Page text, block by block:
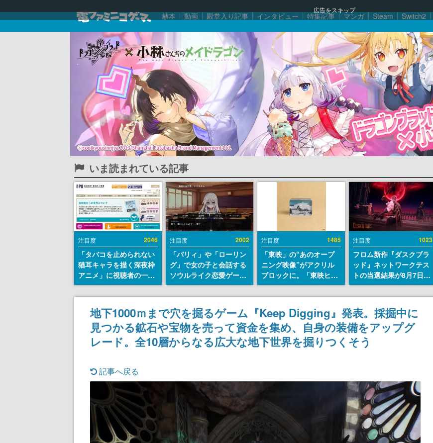
広告をスキップ
赫本 動画 殿堂入り記事 インタビュー 特集記事 マンガ Steam Switch2
いま読まれている記事
注目度 2046
「タバコを止められない
猫耳キャラを描く深夜枠
アニメ」に視聴者の一部
から批判意見。違法薬物
の使用と思しき描写も含
めて、BPOが議論を交わ
注目度 2002
「パリィ」や「ローリン
グ」で女の子と会話する
ソウルライク恋愛ゲーム
『小早川さんはソウルラ
イク』無料公開。返事に
失敗すると「YOU
DIED」
注目度 1485
「東映」の“あのオープ
ニング映像”がアクリル
ブロックに。「東映ヒス
トリカル グッズコレクシ
ョン」が8月下旬より発
売
注目度 1023
フロム新作『ダスクブラ
ッド』ネットワークテス
トの当選結果が8月7日22
時に発表。応募サイトの
マイページから確認可
能、テスト実施は8月21
日～24日
地下1000ｍまで穴を掘るゲーム『Keep Digging』発表。採掘中に
見つかる鉱石や宝物を売って資金を集め、自身の装備をアップグ
レード。全10層からなる広大な地下世界を掘りつくそう
記事へ戻る